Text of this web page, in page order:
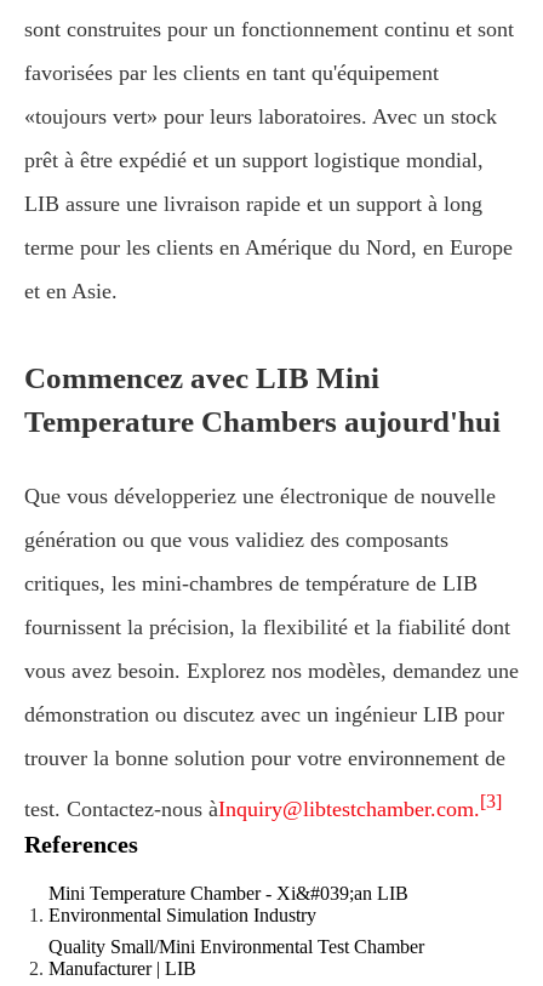
sont construites pour un fonctionnement continu et sont
favorisées par les clients en tant qu'équipement
«toujours vert» pour leurs laboratoires. Avec un stock
prêt à être expédié et un support logistique mondial,
LIB assure une livraison rapide et un support à long
terme pour les clients en Amérique du Nord, en Europe
et en Asie.
Commencez avec LIB Mini
Temperature Chambers aujourd'hui
Que vous développeriez une électronique de nouvelle
génération ou que vous validiez des composants
critiques, les mini-chambres de température de LIB
fournissent la précision, la flexibilité et la fiabilité dont
vous avez besoin. Explorez nos modèles, demandez une
démonstration ou discutez avec un ingénieur LIB pour
trouver la bonne solution pour votre environnement de
test. Contactez-nous àInquiry@libtestchamber.com.[3]
References
Mini Temperature Chamber - Xi&#039;an LIB
Environmental Simulation Industry
Quality Small/Mini Environmental Test Chamber
Manufacturer | LIB